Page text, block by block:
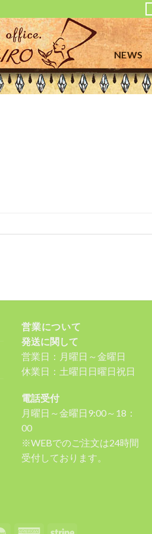
NEWS
営業について
発送に関して
営業日：月曜日～金曜日
休業日：土曜日日曜日祝日
電話受付
月曜日～金曜日9:00～18：
00
※WEBでのご注文は24時間
受付しております。